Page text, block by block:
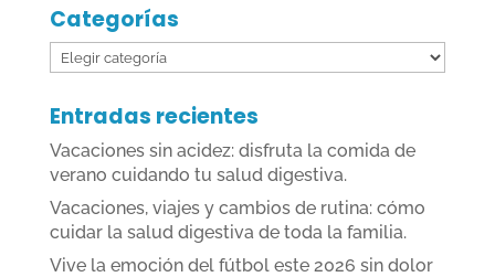
Categorías
Categorías
Entradas recientes
Vacaciones sin acidez: disfruta la comida de
verano cuidando tu salud digestiva.
Vacaciones, viajes y cambios de rutina: cómo
cuidar la salud digestiva de toda la familia.
Vive la emoción del fútbol este 2026 sin dolor